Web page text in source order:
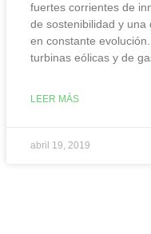
fuertes corrientes de
de sostenibilidad y una
en constante
turbinas eólicas y de
LEER MÁS
abril 19, 2019